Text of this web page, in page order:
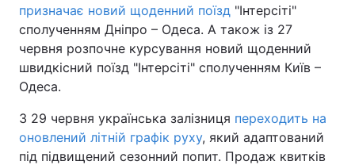
призначає новий щоденний поїзд "Інтерсіті"
сполученням Дніпро – Одеса. А також із 27
червня розпочне курсування новий щоденний
швидкісний поїзд "Інтерсіті" сполученням Київ –
Одеса.
З 29 червня українська залізниця переходить на
оновлений літній графік руху, який адаптований
під підвищений сезонний попит. Продаж квитків